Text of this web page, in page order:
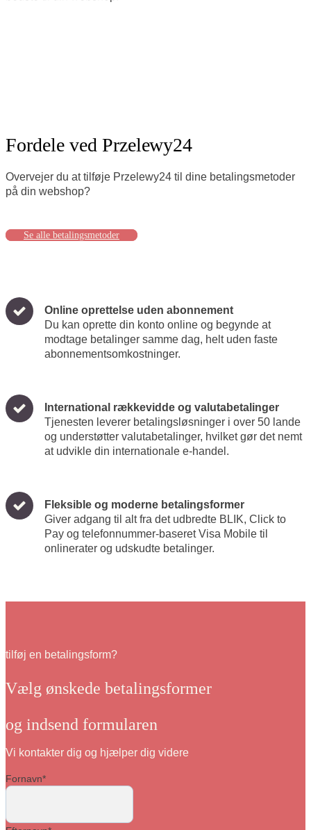
Fordele ved Przelewy24
Overvejer du at tilføje Przelewy24 til dine betalingsmetoder
på din webshop?
Se alle betalingsmetoder
Online oprettelse uden abonnement
Du kan oprette din konto online og begynde at
modtage betalinger samme dag, helt uden faste
abonnementsomkostninger.
International rækkevidde og valutabetalinger
Tjenesten leverer betalingsløsninger i over 50 lande
og understøtter valutabetalinger, hvilket gør det nemt
at udvikle din internationale e-handel.
Fleksible og moderne betalingsformer
Giver adgang til alt fra det udbredte BLIK, Click to
Pay og telefonnummer-baseret Visa Mobile til
onlinerater og udskudte betalinger.
tilføj en betalingsform?
Vælg ønskede betalingsformer
og indsend formularen
Vi kontakter dig og hjælper dig videre
Fornavn*